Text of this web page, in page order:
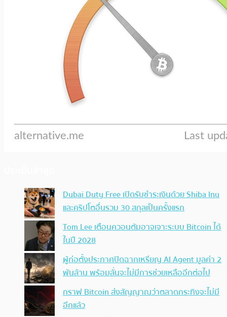
Dubai Duty Free เปิดรับชำระเงินด้วย Shiba Inu
และคริปโตอื่นรวม 30 สกุลเป็นครั้งแรก
Tom Lee เตือนควอนตัมอาจเจาะระบบ Bitcoin ได้
ในปี 2028
ผู้ก่อตั้งประกาศปิดฉากเหรียญ AI Agent มูลค่า 2
พันล้าน พร้อมลั่นจะไม่มีการช่วยเหลืออีกต่อไป
กราฟ Bitcoin ส่งสัญญาณว่าตลาดกระทิงจะไม่มี
อีกแล้ว